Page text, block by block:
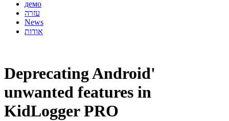
демо
עזרה
News
אודות
Deprecating Android'
unwanted features in
KidLogger PRO